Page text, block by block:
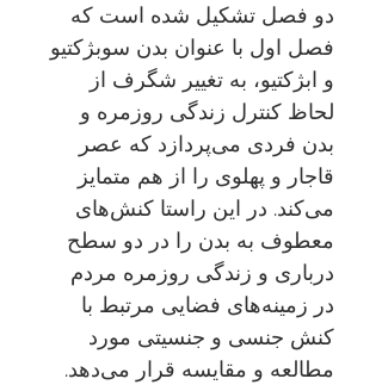
دو فصل تشکیل شده است که
فصل اول با عنوان بدن سوبژکتیو
و ابژکتیو، به تغییر شگرف از
لحاظ کنترل زندگی روزمره و
بدن فردی می‌پردازد که عصر
قاجار و پهلوی را از هم متمایز
می‌کند. در این راستا کنش‌های
معطوف به بدن را در دو سطح
درباری و زندگی روزمره مردم
در زمینه‌های فضایی مرتبط با
کنش جنسی و جنسیتی مورد
مطالعه و مقایسه قرار می‌دهد.